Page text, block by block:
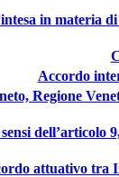
in materia
Accordo
Regione
dell’articolo
attuativo tra